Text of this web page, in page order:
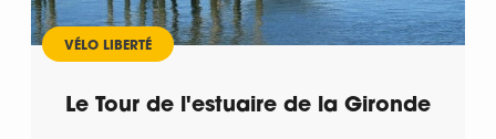
VÉLO LIBERTÉ
Le Tour de l'estuaire de la Gironde